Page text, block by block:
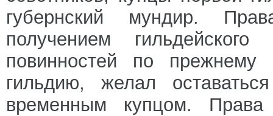
губернский мундир.
получением
повинностей по
гильдию, желал
временным купцом. Права